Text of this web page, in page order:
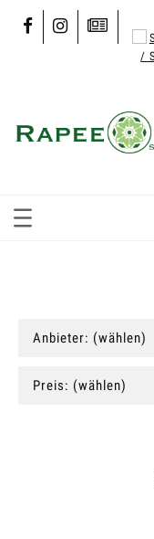
Anbieter: (wählen)
Preis: (wählen)